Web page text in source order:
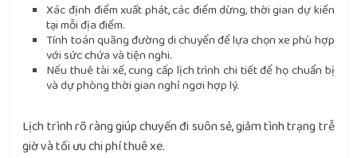
Xác định điểm xuất phát, các điểm dừng, thời gian dự kiến
tại mỗi địa điểm.
Tính toán quãng đường di chuyển để lựa chọn xe phù hợp
với sức chứa và tiện nghi.
Nếu thuê tài xế, cung cấp lịch trình chi tiết để họ chuẩn bị
và dự phòng thời gian nghỉ ngơi hợp lý.
Lịch trình rõ ràng giúp chuyến đi suôn sẻ, giảm tình trạng trễ
giờ và tối ưu chi phí thuê xe.